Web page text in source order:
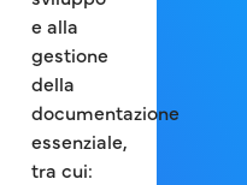
e alla
gestione
della
documentazione
essenziale,
tra cui: